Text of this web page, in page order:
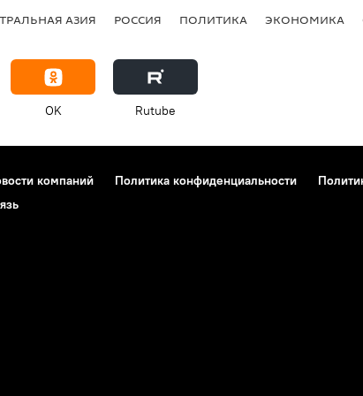
АЗИЯ РОССИЯ ПОЛИТИКА ЭКОНОМИКА
OK Rutube
компаний Политика конфиденциальности